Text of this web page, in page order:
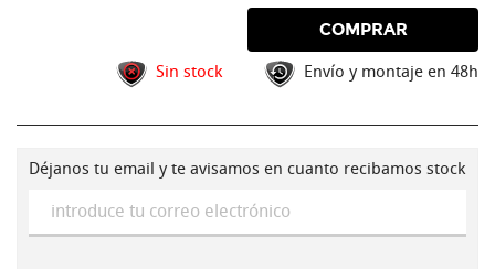
COMPRAR
Sin stock Envío y montaje en 48h
Déjanos tu email y te avisamos en cuanto recibamos stock